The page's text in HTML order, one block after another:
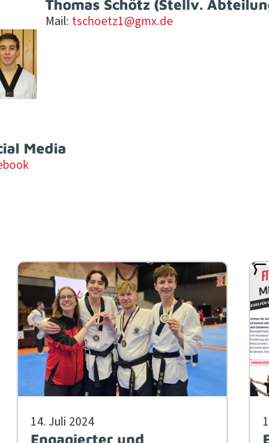
Thomas Schötz (Stellv.
Mail: tschoetz1@gmx.de
Media
14. Juli 2024
Engagierter und